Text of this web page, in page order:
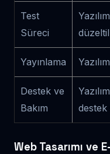
Test
Süreci
Yayınlama
Destek ve
Bakım
destek
Web Tasarımı ve